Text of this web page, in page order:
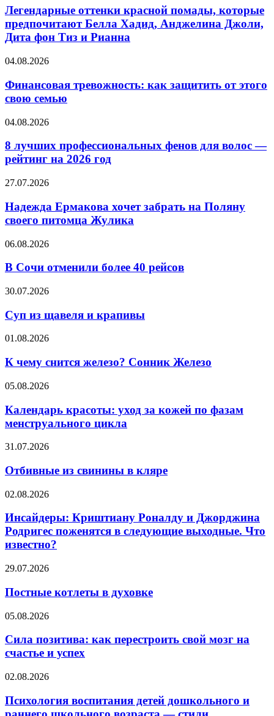
красной
помады,
которые
предпочитают
Хадид,
Джоли,
Дита
Тиз
Рианна
Легендарные оттенки красной помады, которые
предпочитают Белла Хадид, Анджелина Джоли,
Дита фон Тиз и Рианна
Финансовая
как
защитить
от
свою
04.08.2026
Финансовая тревожность: как защитить от этого
свою семью
8
профессиональных
фенов
для
—
на
2026
04.08.2026
8 лучших профессиональных фенов для волос —
рейтинг на 2026 год
Надежда
хочет
забрать
на
своего
Жулика
27.07.2026
Надежда Ермакова хочет забрать на Поляну
своего питомца Жулика
В
отменили
40
06.08.2026
В Сочи отменили более 40 рейсов
Суп
щавеля
и
крапивы
30.07.2026
Суп из щавеля и крапивы
К
снится
железо?
Сонник
Железо
01.08.2026
К чему снится железо? Сонник Железо
Календарь
уход
за
кожей
фазам
цикла
05.08.2026
Календарь красоты: уход за кожей по фазам
менструального цикла
Отбивные
свинины
в
кляре
31.07.2026
Отбивные из свинины в кляре
Инсайдеры:
Роналду
и
Джорджина
Родригес
в
выходные.
известно?
02.08.2026
Инсайдеры: Криштиану Роналду и Джорджина
Родригес поженятся в следующие выходные. Что
известно?
Постные
в
духовке
29.07.2026
Постные котлеты в духовке
Сила
как
свой
на
и
05.08.2026
Сила позитива: как перестроить свой мозг на
счастье и успех
Психология
детей
дошкольного
02.08.2026
Психология воспитания детей дошкольного и